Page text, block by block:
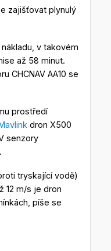
zajišťovat plynulý
v takovém
až 58 minut.
CHCNAV AA10 se
prostředí
dron X500
senzory
tryskající vodě)
12 m/s je dron
píše se